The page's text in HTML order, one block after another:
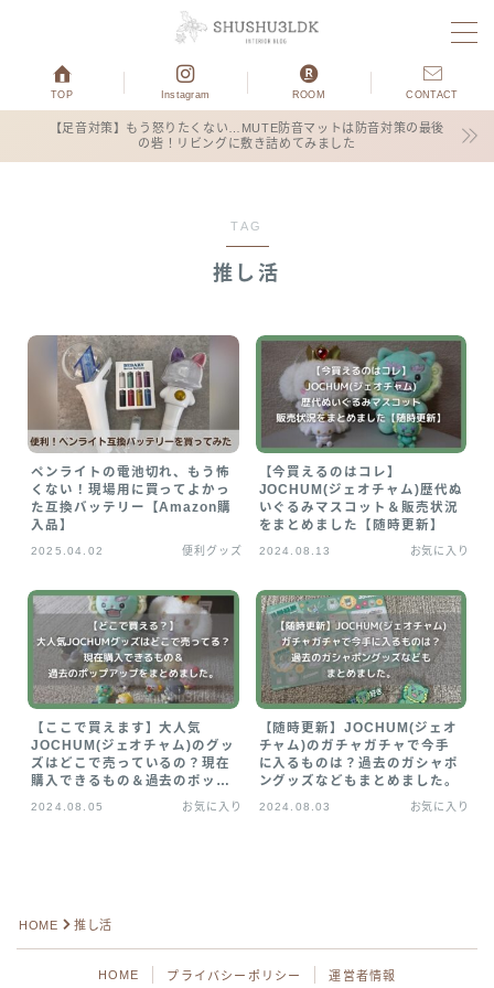
MENU
3COINS
お得情報
ブログ×仕事
お気に入り
TOP Instagram ROOM CONTACT
【足音対策】もう怒りたくない…MUTE防音マットは防音対策の最後
の砦！リビングに敷き詰めてみました
TAG
推し活
ペンライトの電池切れ、もう怖
くない！現場用に買ってよかっ
た互換バッテリー【Amazon購
入品】
2025.04.02 便利グッズ
【今買えるのはコレ】
JOCHUM(ジェオチャム)歴代ぬ
いぐるみマスコット＆販売状況
をまとめました【随時更新】
2024.08.13 お気に入り
【ここで買えます】大人気
JOCHUM(ジェオチャム)のグッ
ズはどこで売っているの？現在
購入できるもの＆過去のポップ
アップをまとめました。
2024.08.05 お気に入り
【随時更新】JOCHUM(ジェオ
チャム)のガチャガチャで今手
に入るものは？過去のガシャポ
ングッズなどもまとめました。
2024.08.03 お気に入り
HOME 推し活
HOME プライバシーポリシー 運営者情報